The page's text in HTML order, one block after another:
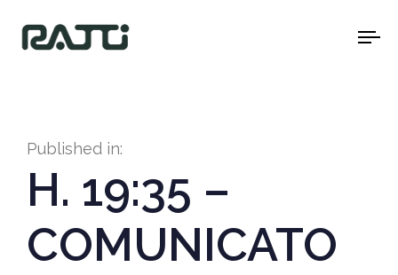
Published in:
H. 19:35 –
COMUNICATO